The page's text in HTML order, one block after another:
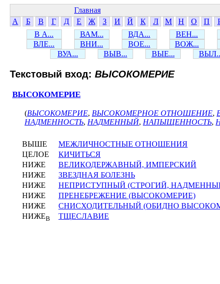
Главная
А
Б В Г Д Е Ж З И Й К Л М Н О П
В А...
ВАМ... ВДА...
ВЕН...
ВЛЕ...
ВНИ... ВОЕ...
ВОЖ...
ВУА...
ВЫВ... ВЫЕ...
Текстовый вход: ВЫСОКОМЕРИЕ
ВЫСОКОМЕРИЕ
(ВЫСОКОМЕРИЕ, ВЫСОКОМЕРНОЕ ОТНОШЕНИЕ,
НАДМЕННОСТЬ, НАДМЕННЫЙ, НАПЫЩЕННОСТЬ,
ВЫШЕ
МЕЖЛИЧНОСТНЫЕ ОТНОШЕНИЯ
ЦЕЛОЕ
КИЧИТЬСЯ
НИЖЕ
ВЕЛИКОДЕРЖАВНЫЙ, ИМПЕРСКИЙ
НИЖЕ
ЗВЕЗДНАЯ БОЛЕЗНЬ
НИЖЕ
НЕПРИСТУПНЫЙ (СТРОГИЙ,
НИЖЕ
ПРЕНЕБРЕЖЕНИЕ (ВЫСОКОМЕРИЕ)
НИЖЕ
СНИСХОДИТЕЛЬНЫЙ (ОБИДНО
НИЖЕВ ТЩЕСЛАВИЕ